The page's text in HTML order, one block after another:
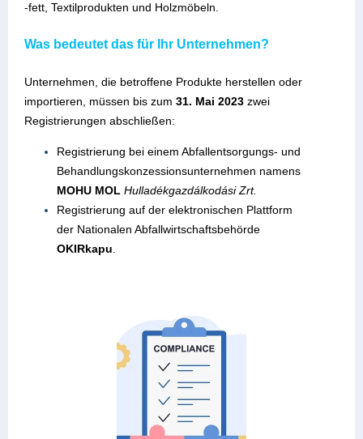
-fett, Textilprodukten und Holzmöbeln.
Was bedeutet das für Ihr Unternehmen?
Unternehmen, die betroffene Produkte herstellen oder
importieren, müssen bis zum 31. Mai 2023 zwei
Registrierungen abschließen:
Registrierung bei einem Abfallentsorgungs- und
Behandlungskonzessionsunternehmen namens
MOHU MOL Hulladékgazdálkodási Zrt.
Registrierung auf der elektronischen Plattform
der Nationalen Abfallwirtschaftsbehörde
OKIRkapu